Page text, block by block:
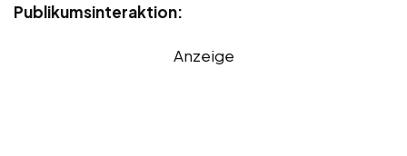
Publikumsinteraktion:
Anzeige